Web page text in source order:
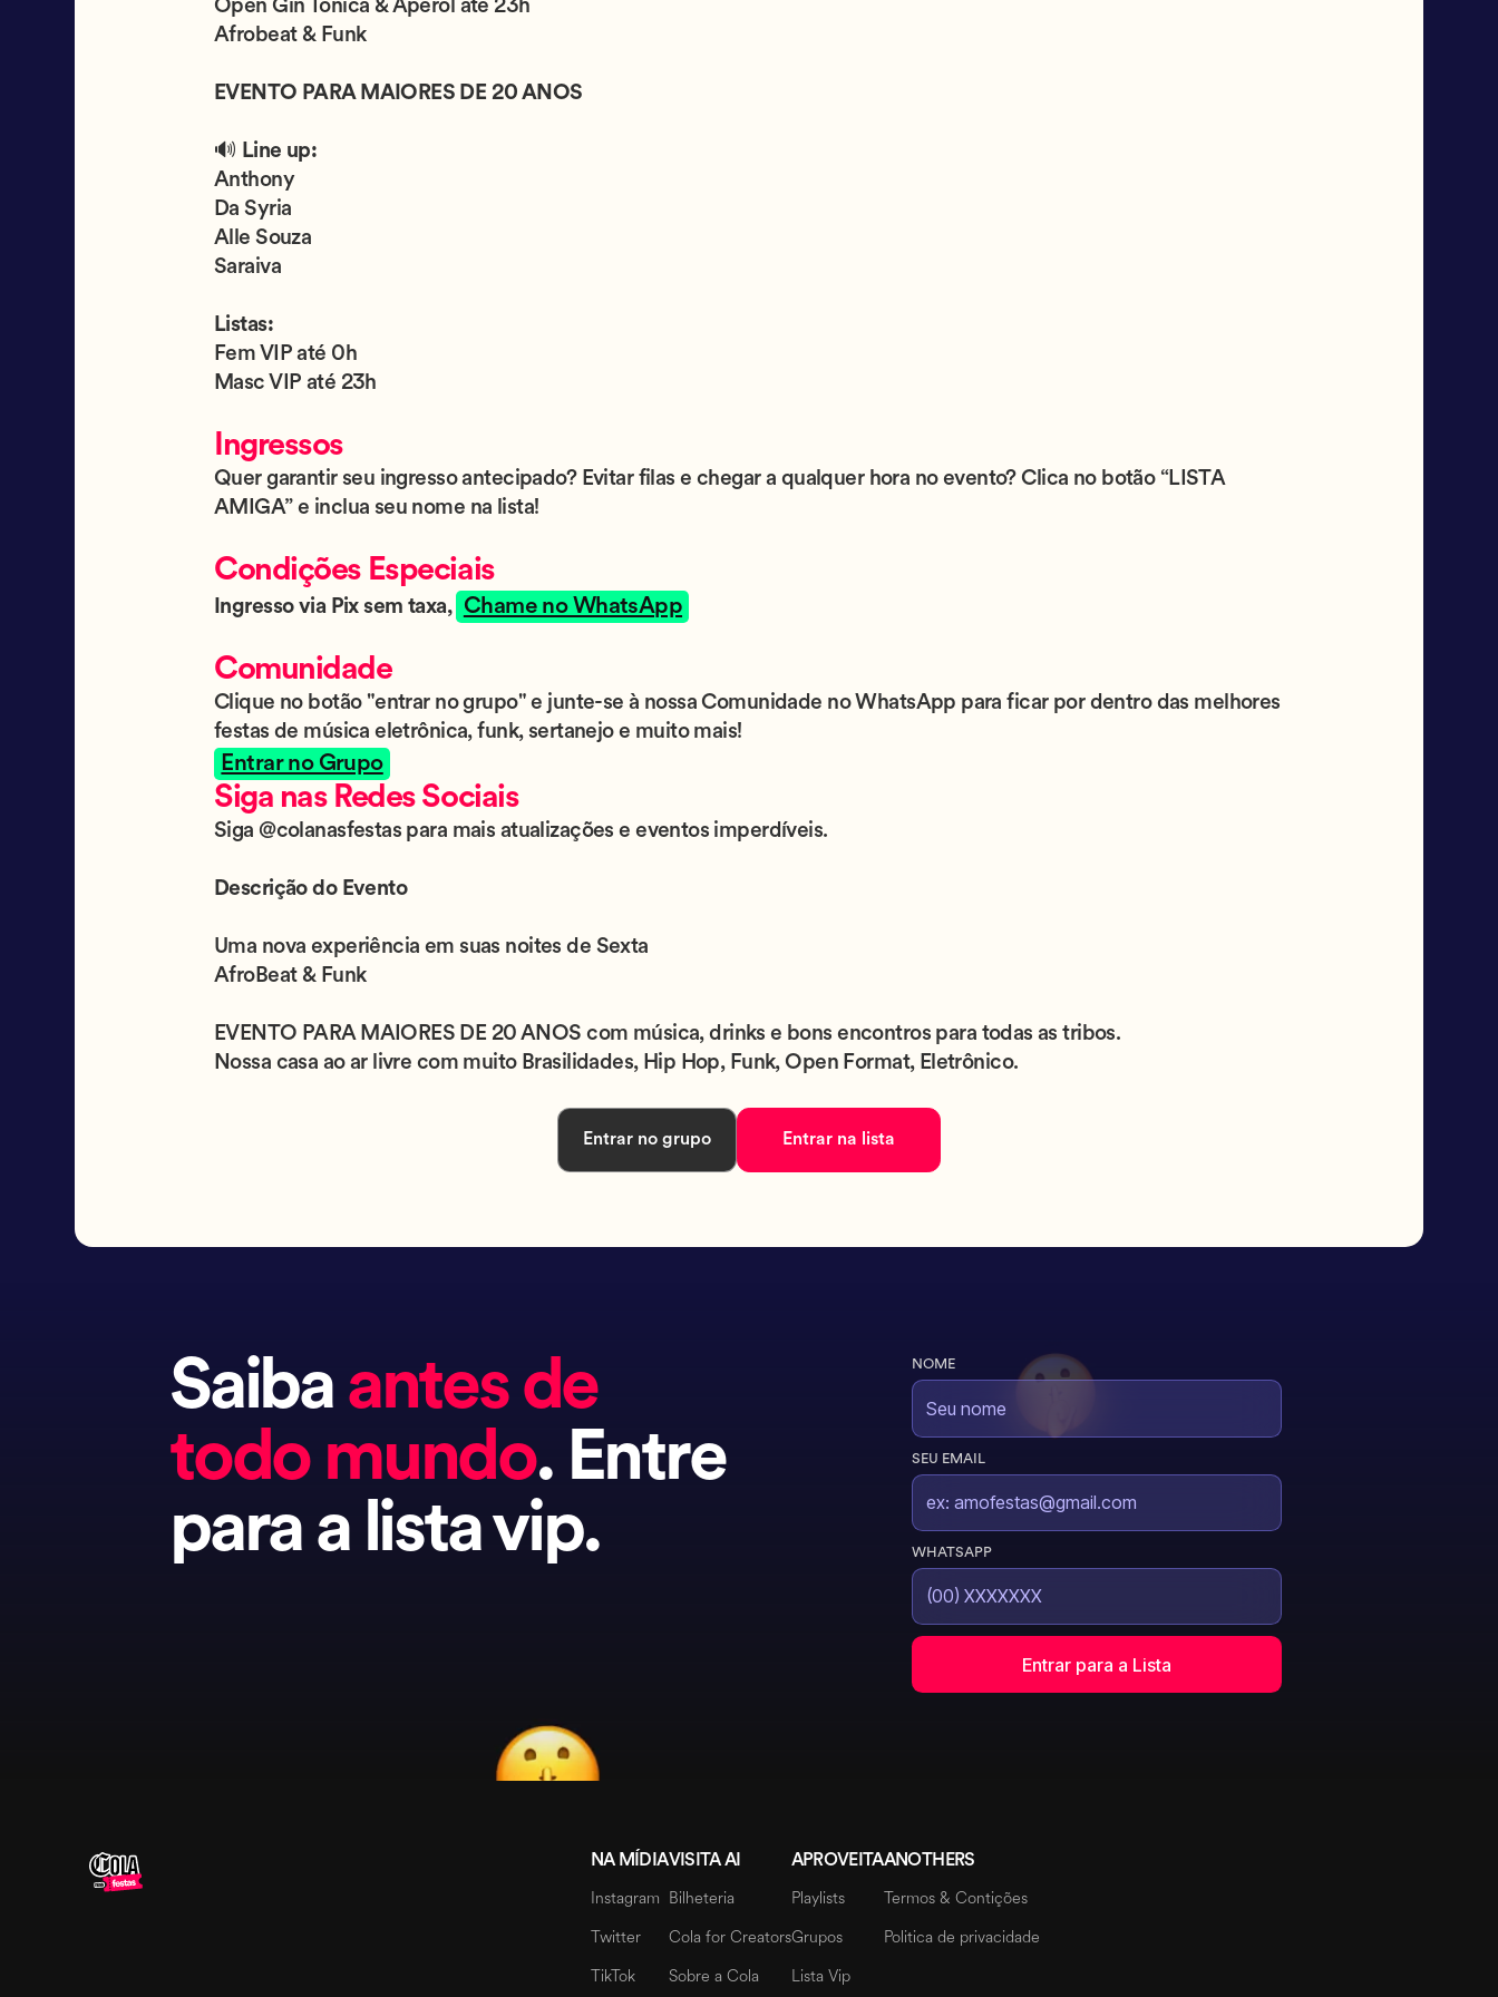
Open Gin Tônica & Aperol até 23h
Afrobeat & Funk
EVENTO PARA MAIORES DE 20 ANOS
🔊 Line up:
Anthony
Da Syria
Alle Souza
Saraiva
Listas:
Fem VIP até 0h
Masc VIP até 23h
Ingressos
Quer garantir seu ingresso antecipado? Evitar filas e chegar a qualquer hora no evento? Clica no botão “LISTA
AMIGA” e inclua seu nome na lista!
Condições Especiais
Ingresso via Pix sem taxa, Chame no WhatsApp
Comunidade
Clique no botão "entrar no grupo" e junte-se à nossa Comunidade no WhatsApp para ficar por dentro das melhores
festas de música eletrônica, funk, sertanejo e muito mais!
Entrar no Grupo
Siga nas Redes Sociais
Siga @colanasfestas para mais atualizações e eventos imperdíveis.
Descrição do Evento
Uma nova experiência em suas noites de Sexta
AfroBeat & Funk
EVENTO PARA MAIORES DE 20 ANOS com música, drinks e bons encontros para todas as tribos.
Nossa casa ao ar livre com muito Brasilidades, Hip Hop, Funk, Open Format, Eletrônico.
Entrar no grupo Entrar na lista
Saiba antes de
todo mundo. Entre
para a lista vip.
NOME
SEU EMAIL
WHATSAPP
NA MÍDIA
Instagram
Twitter
TikTok
VISITA AI
Bilheteria
Cola for Creators
Sobre a Cola
APROVEITA
Playlists
Grupos
Lista Vip
ANOTHERS
Termos & Contições
Politica de privacidade